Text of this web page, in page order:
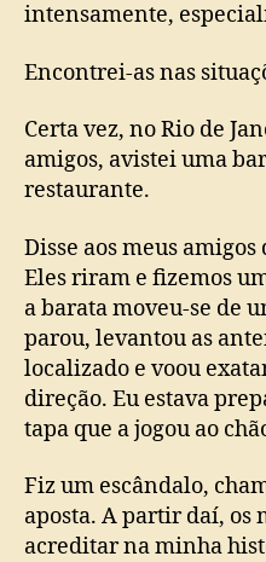
intensamente,
Encontrei-as nas
Certa vez, no Rio de
amigos, avistei uma
restaurante.
Disse aos meus
Eles riram e fizemos
a barata moveu-se de
parou, levantou as
localizado e voou
direção. Eu estava
tapa que a jogou ao
Fiz um escândalo,
aposta. A partir daí, os
acreditar na minha